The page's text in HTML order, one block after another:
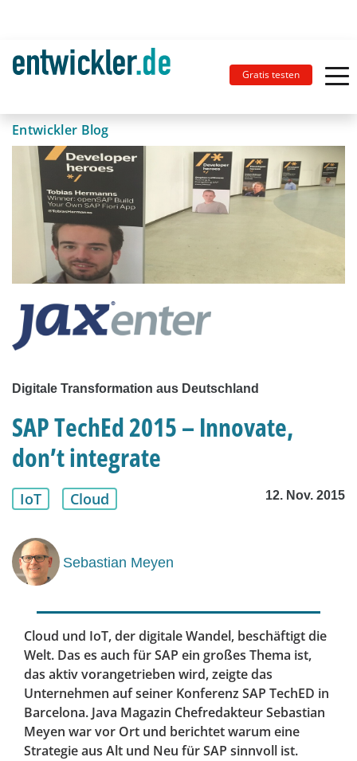
Gratis testen
Entwickler Blog
Digitale Transformation aus Deutschland
SAP TechEd 2015 – Innovate,
don’t integrate
IoT Cloud 12. Nov. 2015
Sebastian Meyen
Cloud und IoT, der digitale Wandel, beschäftigt die
Welt. Das es auch für SAP ein großes Thema ist,
das aktiv vorangetrieben wird, zeigte das
Unternehmen auf seiner Konferenz SAP TechED in
Barcelona. Java Magazin Chefredakteur Sebastian
Meyen war vor Ort und berichtet warum eine
Strategie aus Alt und Neu für SAP sinnvoll ist.